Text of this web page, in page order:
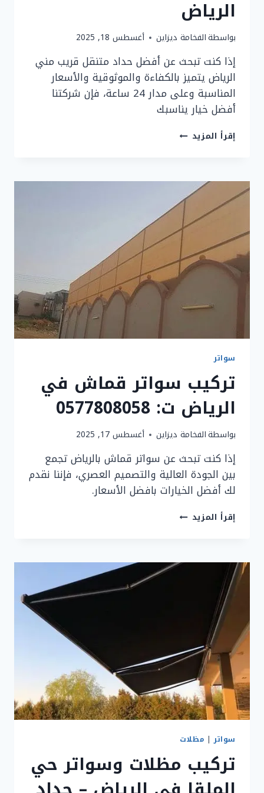
الرياض
بواسطةالفخامة ديزاين أغسطس 18, 2025
إذا كنت تبحث عن أفضل حداد متنقل قريب مني
الرياض يتميز بالكفاءة والموثوقية والأسعار
المناسبة وعلى مدار 24 ساعة، فإن شركتنا
أفضل خيار يناسبك
إقرأ المزيد حداد
الرياض
24
ساعة
|
حداد
الرياض
سواتر
تركيب سواتر قماش في
الرياض ت: 0577808058
بواسطةالفخامة ديزاين أغسطس 17, 2025
إذا كنت تبحث عن سواتر قماش بالرياض تجمع
بين الجودة العالية والتصميم العصري، فإننا نقدم
لك أفضل الخيارات بافضل الأسعار.
إقرأ المزيد تركيب
الرياض
سواتر| مظلات
تركيب مظلات وسواتر حي